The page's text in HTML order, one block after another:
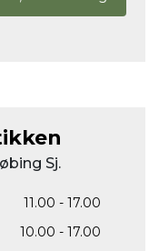
Sj.
11.00 - 17.00
10.00 - 17.00